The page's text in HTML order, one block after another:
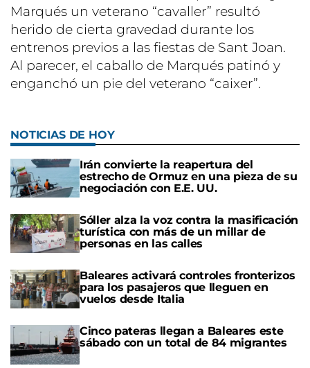
Marqués un veterano “cavaller” resultó
herido de cierta gravedad durante los
entrenos previos a las fiestas de Sant Joan.
Al parecer, el caballo de Marqués patinó y
enganchó un pie del veterano “caixer”.
NOTICIAS DE HOY
Irán convierte la reapertura del
estrecho de Ormuz en una pieza de su
negociación con E.E. UU.
Sóller alza la voz contra la masificación
turística con más de un millar de
personas en las calles
Baleares activará controles fronterizos
para los pasajeros que lleguen en
vuelos desde Italia
Cinco pateras llegan a Baleares este
sábado con un total de 84 migrantes